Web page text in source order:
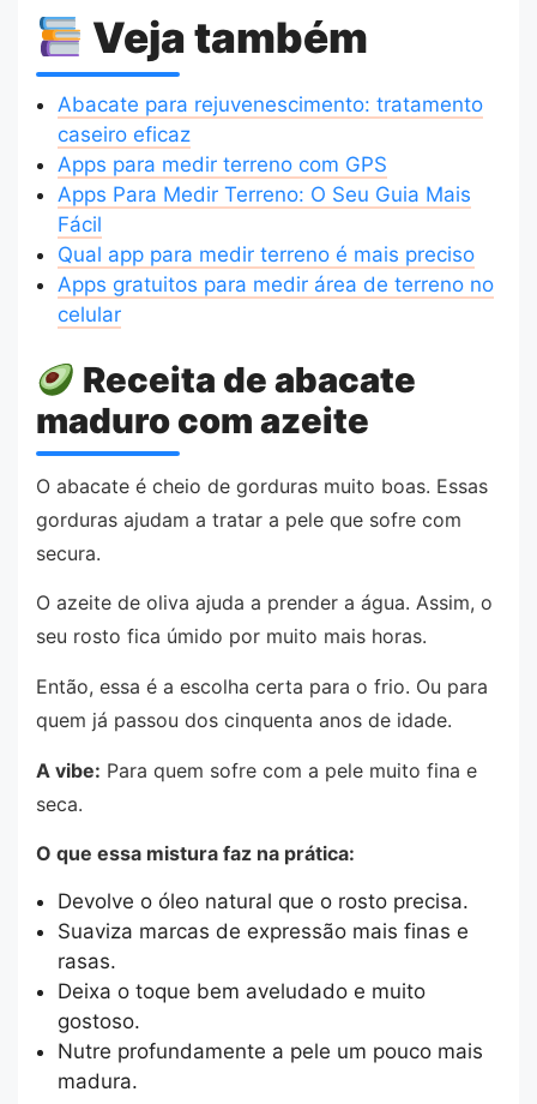
Veja também
Abacate para rejuvenescimento: tratamento
caseiro eficaz
Apps para medir terreno com GPS
Apps Para Medir Terreno: O Seu Guia Mais
Fácil
Qual app para medir terreno é mais preciso
Apps gratuitos para medir área de terreno no
celular
Receita de abacate
maduro com azeite
O abacate é cheio de gorduras muito boas. Essas
gorduras ajudam a tratar a pele que sofre com
secura.
O azeite de oliva ajuda a prender a água. Assim, o
seu rosto fica úmido por muito mais horas.
Então, essa é a escolha certa para o frio. Ou para
quem já passou dos cinquenta anos de idade.
A vibe: Para quem sofre com a pele muito fina e
seca.
O que essa mistura faz na prática:
Devolve o óleo natural que o rosto precisa.
Suaviza marcas de expressão mais finas e
rasas.
Deixa o toque bem aveludado e muito
gostoso.
Nutre profundamente a pele um pouco mais
madura.